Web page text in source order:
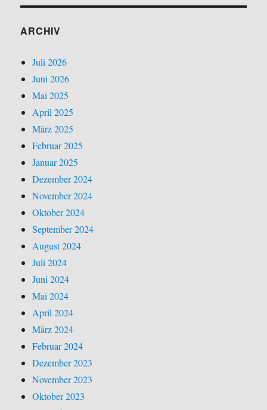
ARCHIV
Juli 2026
Juni 2026
Mai 2025
April 2025
März 2025
Februar 2025
Januar 2025
Dezember 2024
November 2024
Oktober 2024
September 2024
August 2024
Juli 2024
Juni 2024
Mai 2024
April 2024
März 2024
Februar 2024
Dezember 2023
November 2023
Oktober 2023